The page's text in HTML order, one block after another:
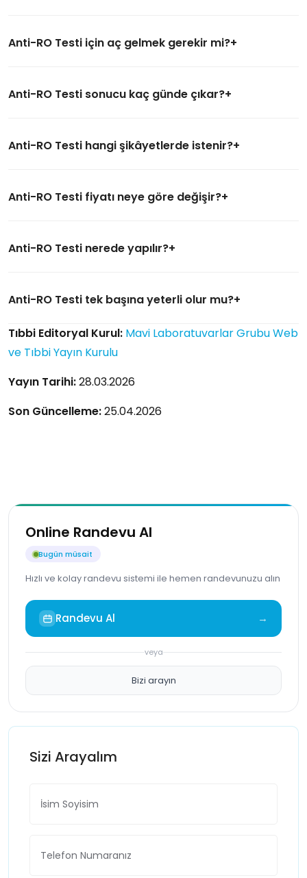
Anti-RO Testi için aç gelmek gerekir mi?
Anti-RO Testi sonucu kaç günde çıkar?
Anti-RO Testi hangi şikâyetlerde istenir?
Anti-RO Testi fiyatı neye göre değişir?
Anti-RO Testi nerede yapılır?
Anti-RO Testi tek başına yeterli olur mu?
Tıbbi Editoryal Kurul: Mavi Laboratuvarlar Grubu Web
ve Tıbbi Yayın Kurulu
Yayın Tarihi:28.03.2026
Son Güncelleme:25.04.2026
Online Randevu Al
Bugün müsait
Hızlı ve kolay randevu sistemi ile hemen randevunuzu alın
Randevu Al →
veya
Bizi arayın
Sizi Arayalım